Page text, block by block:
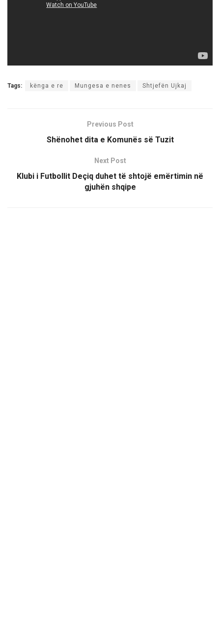
Tags: kënga e re Mungesa e nenes Shtjefën Ujkaj
Previous Post
Shënohet dita e Komunës së Tuzit
Next Post
Klubi i Futbollit Deçiq duhet të shtojë emërtimin në
gjuhën shqipe